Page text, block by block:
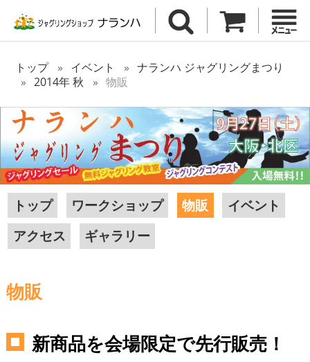
トップ イベント
ナランハ ジャグリングまつり
2014年 秋
物販
トップ ワークショップ 物販
イベント
アクセス
ギャラリー
物販
新商品を会場限定で先行販売！